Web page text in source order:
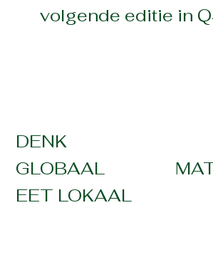
volgende editie in
DENK
GLOBAAL
EET LOKAAL
DENK
GLOBAAL
EET LOKAAL